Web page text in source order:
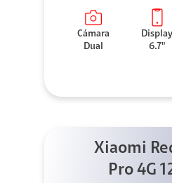
Cámara
Dual
Display
6.7"
Xiaomi
Pro 4G